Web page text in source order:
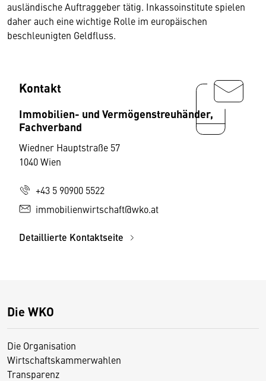
ausländische Auftraggeber tätig. Inkassoinstitute spielen
daher auch eine wichtige Rolle im europäischen
beschleunigten Geldfluss.
Kontakt
Immobilien- und Vermögenstreuhänder,
Fachverband
Wiedner Hauptstraße 57
1040 Wien
+43 5 90900 5522
immobilienwirtschaft@wko.at
Detaillierte Kontaktseite
Die WKO
Die Organisation
Wirtschaftskammerwahlen
Transparenz